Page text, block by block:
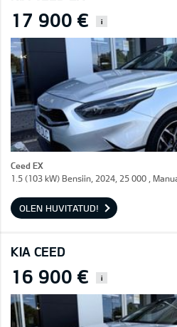
17 900 € i
Ceed EX
1.5 (103 kW) Bensiin, 2024, 25 000 ,
OLEN HUVITATUD!
KIA CEED
16 900 € i